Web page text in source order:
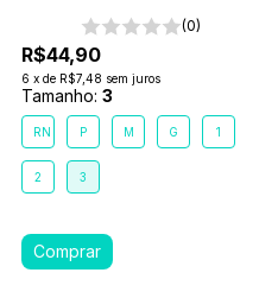
(0)
R$44,90
6 x de R$7,48 sem juros
Tamanho: 3
RN P M G 1
2 3